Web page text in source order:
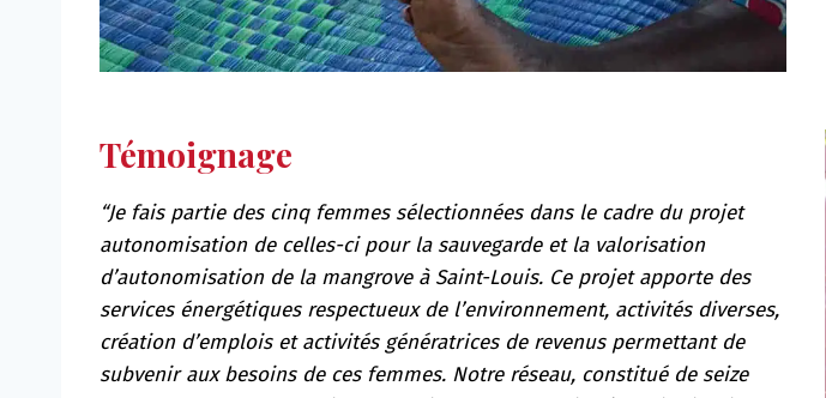
Témoignage
“Je fais partie des cinq femmes sélectionnées dans le cadre du projet
autonomisation de celles-ci pour la sauvegarde et la valorisation
d’autonomisation de la mangrove à Saint-Louis. Ce projet apporte des
services énergétiques respectueux de l’environnement, activités diverses,
création d’emplois et activités génératrices de revenus permettant de
subvenir aux besoins de ces femmes. Notre réseau, constitué de seize